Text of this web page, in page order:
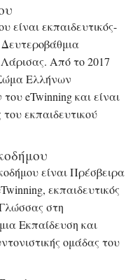
είναι εκπαιδευτικός-
Από το 2017
Ελλήνων
eTwinning και είναι
εκπαιδευτικού
είναι Πρέσβειρα
εκπαιδευτικός
στη
Εκπαίδευση και
ομάδας του